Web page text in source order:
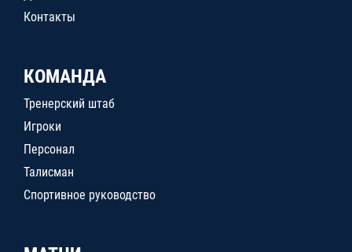
Контакты
КОМАНДА
Тренерский штаб
Игроки
Персонал
Талисман
Спортивное руководство